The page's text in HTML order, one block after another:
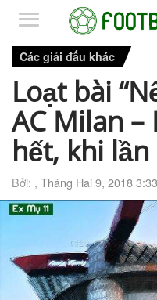
Các giải đấu khác
Loạt bài
AC Milan –
hết, khi
Bởi: , Tháng Hai 9, 2018